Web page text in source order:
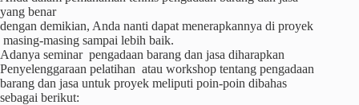
yang benar
dengan demikian, Anda nanti dapat menerapkannya di proyek
masing-masing sampai lebih baik.
Adanya seminar pengadaan barang dan jasa diharapkan
Penyelenggaraan pelatihan atau workshop tentang pengadaan
barang dan jasa untuk proyek meliputi poin-poin dibahas
sebagai berikut: